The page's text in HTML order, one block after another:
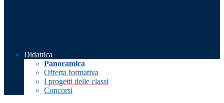
Didattica
Panoramica
Offerta formativa
I progetti delle classi
Concorsi